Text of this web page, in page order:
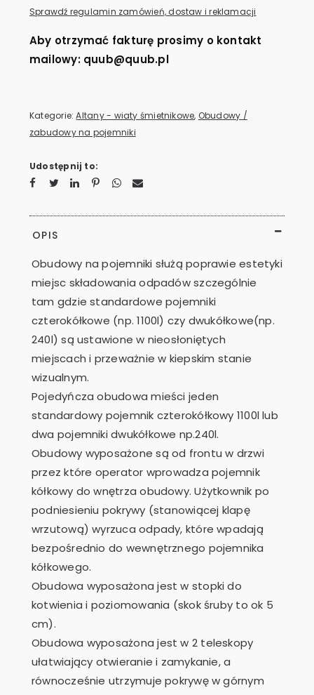
Sprawdź regulamin zamówień, dostaw i reklamacji
Aby otrzymać fakturę prosimy o kontakt
mailowy: quub@quub.pl
Kategorie:Altany - wiaty śmietnikowe, Obudowy /
zabudowy na pojemniki
Udostępnij to:
OPIS
Obudowy na pojemniki służą poprawie estetyki
miejsc składowania odpadów szczególnie
tam gdzie standardowe pojemniki
czterokółkowe (np. 1100l) czy dwukółkowe(np.
240l) są ustawione w nieosłoniętych
miejscach i przeważnie w kiepskim stanie
wizualnym.
Pojedyńcza obudowa mieści jeden
standardowy pojemnik czterokółkowy 1100l lub
dwa pojemniki dwukółkowe np.240l.
Obudowy wyposażone są od frontu w drzwi
przez które operator wprowadza pojemnik
kółkowy do wnętrza obudowy. Użytkownik po
podniesieniu pokrywy (stanowiącej klapę
wrzutową) wyrzuca odpady, które wpadają
bezpośrednio do wewnętrznego pojemnika
kółkowego.
Obudowa wyposażona jest w stopki do
kotwienia i poziomowania (skok śruby to ok 5
cm).
Obudowa wyposażona jest w 2 teleskopy
ułatwiający otwieranie i zamykanie, a
równocześnie utrzymuje pokrywę w górnym